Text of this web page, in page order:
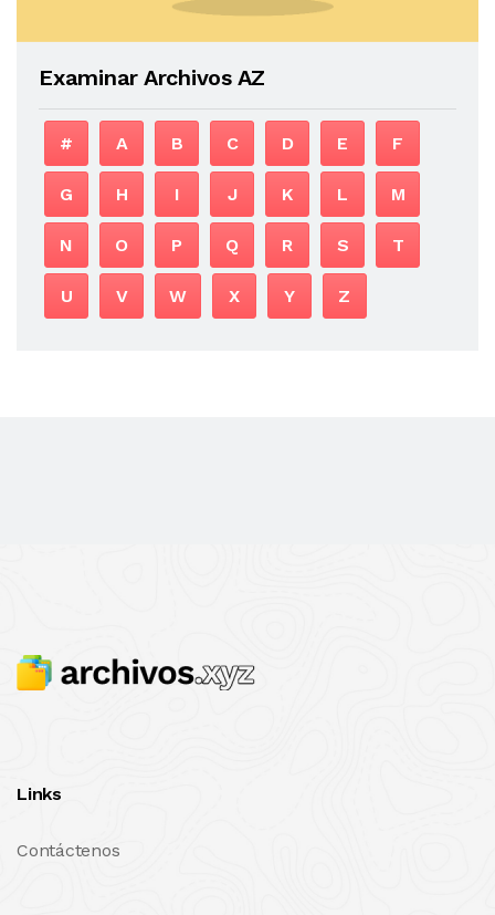
Examinar Archivos AZ
# A B C D E F
G H I J K L M
N O P Q R S T
U V W X Y Z
Links
Contáctenos